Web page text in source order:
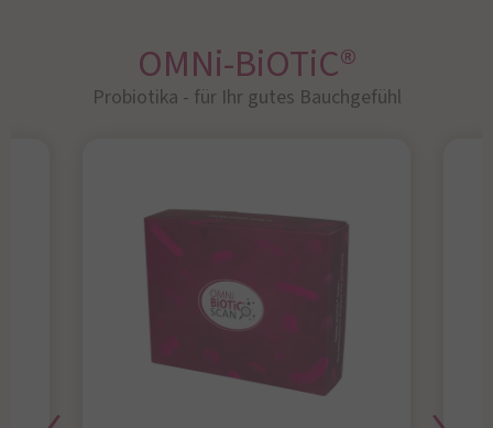
OMNi-BiOTiC®
Probiotika - für Ihr gutes Bauchgefühl​